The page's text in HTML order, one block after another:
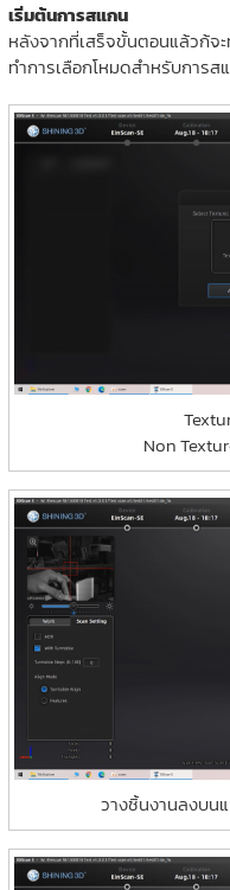
เริ่มต้นการสแกน
หลังจากที่เสร็จขั้นตอนแล้วก้จ
ทำการเลือกโหมดสำหรับการส
Non
วางชิ้นงานลงบน